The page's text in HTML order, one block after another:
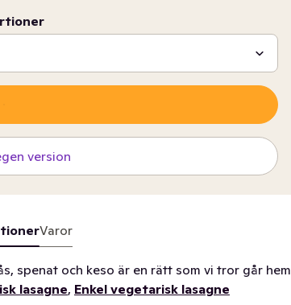
version
Varor
spenat och keso är en rätt som vi tror går hem
lasagne, Enkel vegetarisk lasagne